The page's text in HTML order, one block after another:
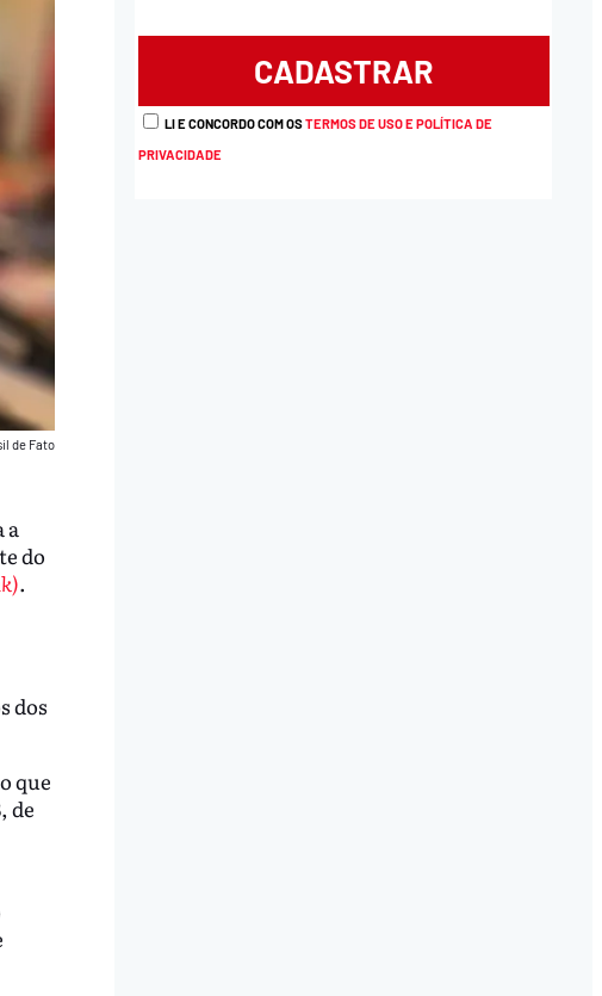
de Fato
a
do
.
dos
que
de
LI E CONCORDO COM OSTERMOS DE USO E POLÍTICA DE
PRIVACIDADE